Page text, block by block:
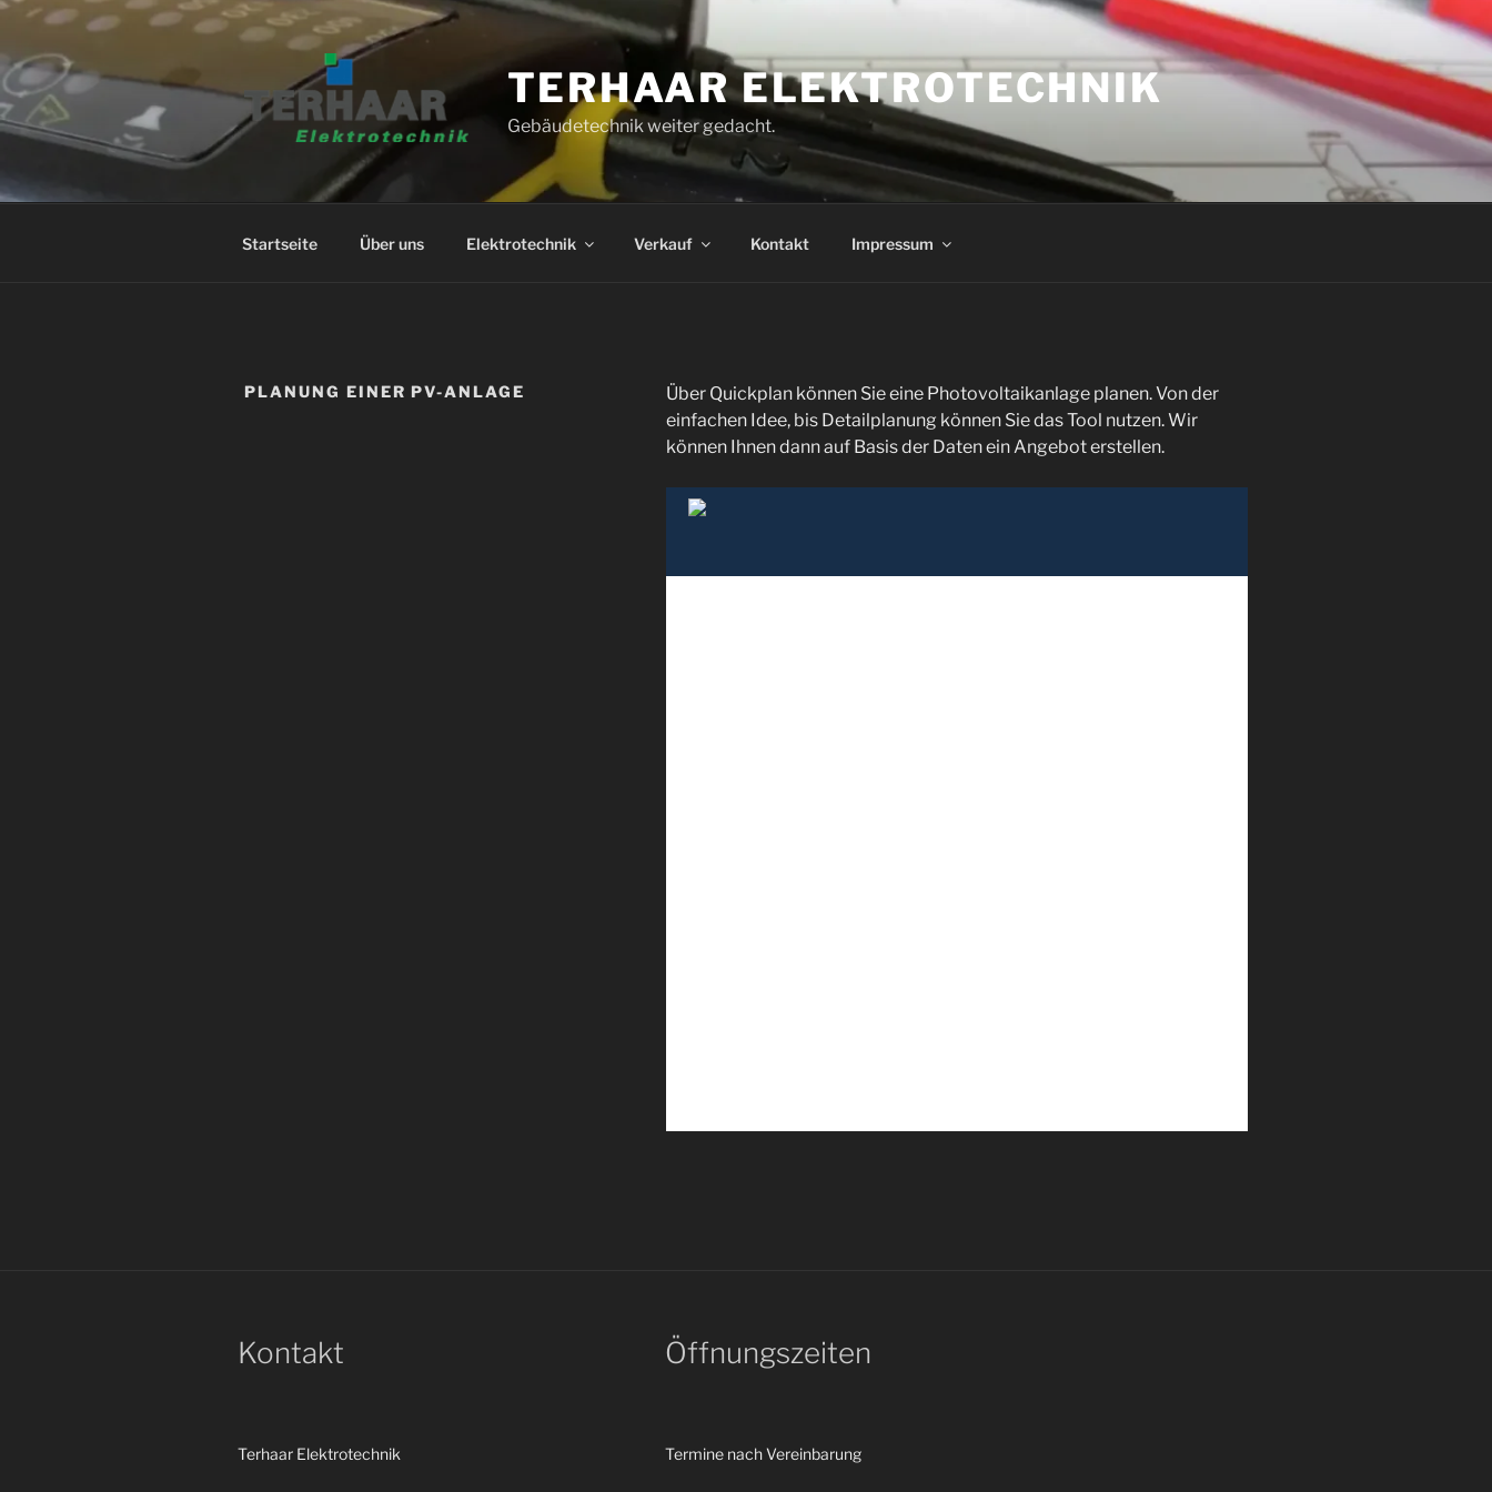
Zum
springen
TERHAAR ELEKTROTECHNIK
Gebäudetechnik weiter gedacht.
Startseite Über uns Elektrotechnik Verkauf Kontakt Impressum
PLANUNG EINER PV-ANLAGE
Über Quickplan können Sie eine Photovoltaikanlage planen. Von der
einfachen Idee, bis Detailplanung können Sie das Tool nutzen. Wir
können Ihnen dann auf Basis der Daten ein Angebot erstellen.
Kontakt
Terhaar Elektrotechnik
Öffnungszeiten
Termine nach Vereinbarung